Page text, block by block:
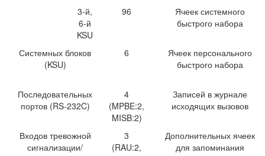
3-й,
6-й
KSU
96
Ячеек системного
быстрого набора
Системных блоков
(KSU)
6
Ячеек персонального
быстрого набора
Последовательных
портов (RS-232C)
4
(MPBE:2,
MISB:2)
Записей в журнале
исходящих вызовов
Входов тревожной
сигнализации/
3
(RAU:2,
Дополнительных ячеек
для запоминания